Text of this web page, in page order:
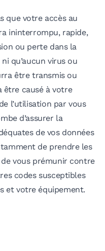
que votre accès au
ininterrompu, rapide,
ou perte dans la
qu’aucun virus ou
être transmis ou
être causé à votre
l’utilisation par vous
d’assurer la
de vos données
de prendre les
vous prémunir contre
codes susceptibles
et votre équipement.